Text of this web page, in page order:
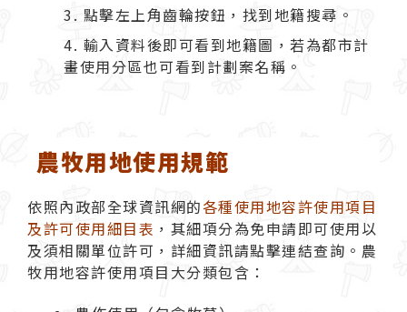
點擊左上角齒輪按鈕，找到地籍搜尋。
輸入資料後即可看到地籍圖，若為都市計
畫使用分區也可看到計劃案名稱。
農牧用地使用規範
依照內政部全球資訊網的各種使用地容許使用項目
及許可使用細目表 ，其細項分為免申請即可使用以
及須相關單位許可，詳細資訊請點擊連結查詢。農
牧用地容許使用項目大分類包含：